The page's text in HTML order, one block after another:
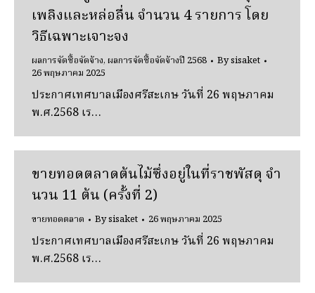
เพลิงและหล่อลื่น จํานวน 4 รายการ โดย
วิธีเฉพาะเจาะจง
ผลการจัดซื้อจัดจ้าง,ผลการจัดซื้อจัดจ้างปี 2568 Bysisaket
26 พฤษภาคม 2025
ประกาศเทศบาลเมืองศรีสะเกษ วันที่ 26 พฤษภาคม
พ.ศ.2568 เร…
ขายทอดตลาดต้นไม้ซึ่งอยู่ในที่ราชพัสดุ จํา
นวน 11 ต้น (ครั้งที่ 2)
ขายทอดตลาด Bysisaket 26 พฤษภาคม 2025
ประกาศเทศบาลเมืองศรีสะเกษ วันที่ 26 พฤษภาคม
พ.ศ.2568 เร…